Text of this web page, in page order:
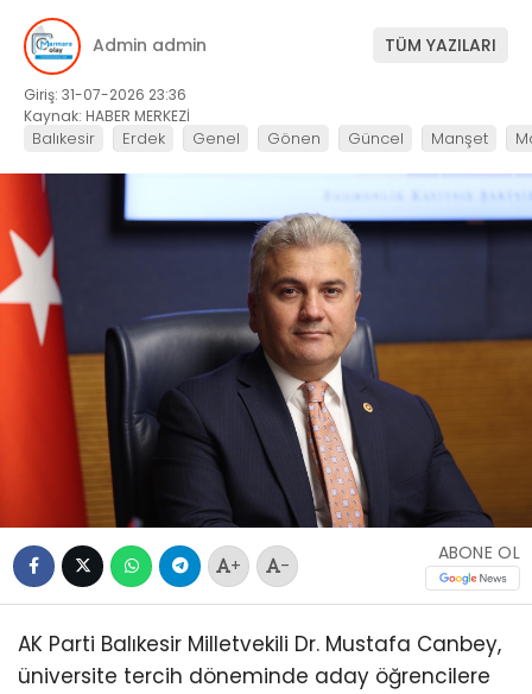
Admin admin TÜM YAZILARI
Giriş: 31-07-2026 23:36
Kaynak: HABER MERKEZİ
Balıkesir Erdek Genel Gönen Güncel Manşet
+ -
ABONE OL
AK Parti Balıkesir Milletvekili Dr. Mustafa Canbey,
üniversite tercih döneminde aday öğrencilere